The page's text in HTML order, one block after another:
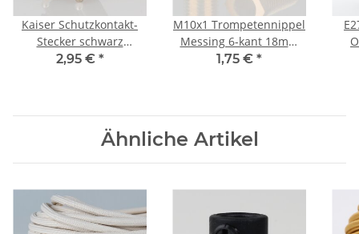
Kaiser Schutzkontakt-
Stecker schwarz
250V/16A Bakelit Optik
2,95 € *
M10x1 Trompetennippel
Messing 6-kant 18mm
lang 12x20mm ohne
1,75 € *
Ähnliche Artikel